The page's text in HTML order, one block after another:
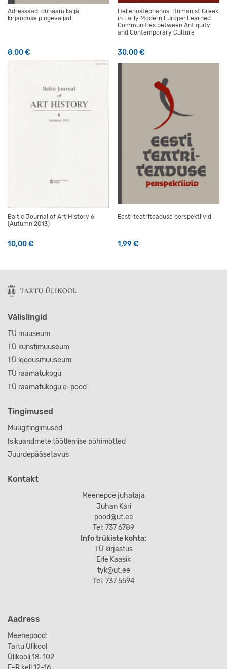
Adressaadi dünaamika ja
kirjanduse pingeväljad
8,00€
Hellenostephanos. Humanist Greek
in Early Modern Europe: Learned
Communities between Antiquity
and Contemporary Culture
30,00€
Baltic Journal of Art History 6
(Autumn 2013)
10,00€
Eesti teatriteaduse perspektiivid
1,99€
Välislingid
TÜ muuseum
TÜ kunstimuuseum
TÜ loodusmuuseum
TÜ raamatukogu
TÜ raamatukogu e-pood
Tingimused
Müügitingimused
Isikuandmete töötlemise põhimõtted
Juurdepääsetavus
Kontakt
Meenepoe juhataja
Juhan Kari
pood@ut.ee
Tel: 737 6789
Info trükiste kohta:
TÜ kirjastus
Erle Kaasik
tyk@ut.ee
Tel: 737 5594
Aadress
Meenepood:
Tartu Ülikool
Ülikooli 18-102